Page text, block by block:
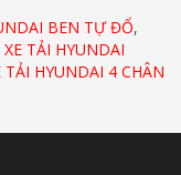
BEN TỰ ĐỔ,
XE TẢI HYUNDAI
TẢI HYUNDAI 4 CHÂN